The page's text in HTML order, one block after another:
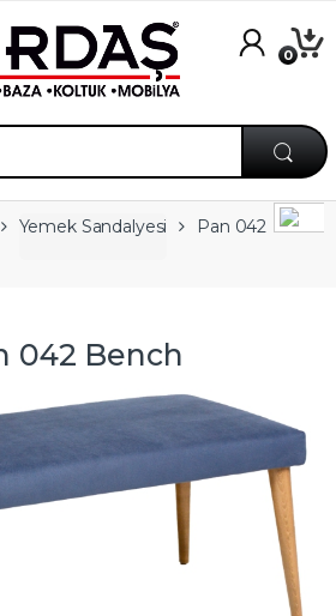
Yemek Sandalyesi Pan 042
042 Bench
0